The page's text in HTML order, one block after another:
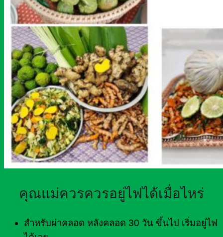
คุณแม่ควรควรอยู่ไฟได้เมื่อไหร่
สำหรับผ่าคลอด หลังคลอด 30 วัน ขึ้นไป เริ่มอยู่ไฟ